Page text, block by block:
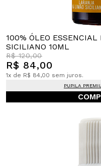
100% ÓLEO
SICILIANO 10ML
R$ 120,00
R$ 84,00
1x de R$ 84,00 sem juros.
PUPILA